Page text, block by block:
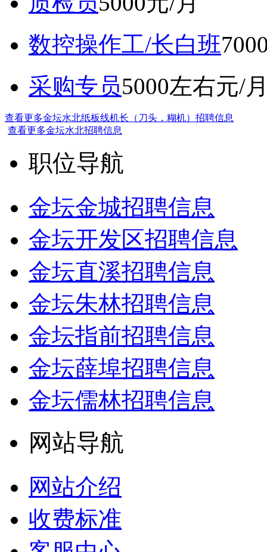
数控操作工/长白班
采购专员5000左右元/
查看更多金坛水北纸板线机长（刀头，糊机）招聘信息
查看更多金坛水北招聘信息
职位导航
金坛金城招聘信息
金坛开发区招聘信息
金坛直溪招聘信息
金坛朱林招聘信息
金坛指前招聘信息
金坛薛埠招聘信息
金坛儒林招聘信息
网站导航
网站介绍
收费标准